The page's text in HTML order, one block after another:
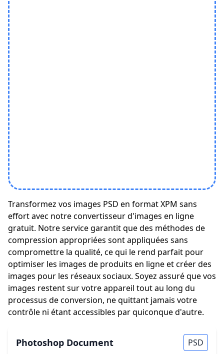
Transformez vos images PSD en format XPM sans
effort avec notre convertisseur d'images en ligne
gratuit. Notre service garantit que des méthodes de
compression appropriées sont appliquées sans
compromettre la qualité, ce qui le rend parfait pour
optimiser les images de produits en ligne et créer des
images pour les réseaux sociaux. Soyez assuré que vos
images restent sur votre appareil tout au long du
processus de conversion, ne quittant jamais votre
contrôle ni étant accessibles par quiconque d'autre.
Photoshop Document PSD